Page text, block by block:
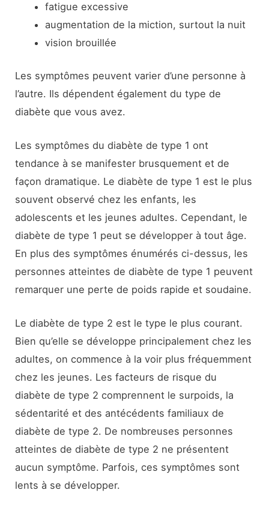
fatigue excessive
augmentation de la miction, surtout la nuit
vision brouillée
Les symptômes peuvent varier d’une personne à
l’autre. Ils dépendent également du type de
diabète que vous avez.
Les symptômes du diabète de type 1 ont
tendance à se manifester brusquement et de
façon dramatique. Le diabète de type 1 est le plus
souvent observé chez les enfants, les
adolescents et les jeunes adultes. Cependant, le
diabète de type 1 peut se développer à tout âge.
En plus des symptômes énumérés ci-dessus, les
personnes atteintes de diabète de type 1 peuvent
remarquer une perte de poids rapide et soudaine.
Le diabète de type 2 est le type le plus courant.
Bien qu’elle se développe principalement chez les
adultes, on commence à la voir plus fréquemment
chez les jeunes. Les facteurs de risque du
diabète de type 2 comprennent le surpoids, la
sédentarité et des antécédents familiaux de
diabète de type 2. De nombreuses personnes
atteintes de diabète de type 2 ne présentent
aucun symptôme. Parfois, ces symptômes sont
lents à se développer.